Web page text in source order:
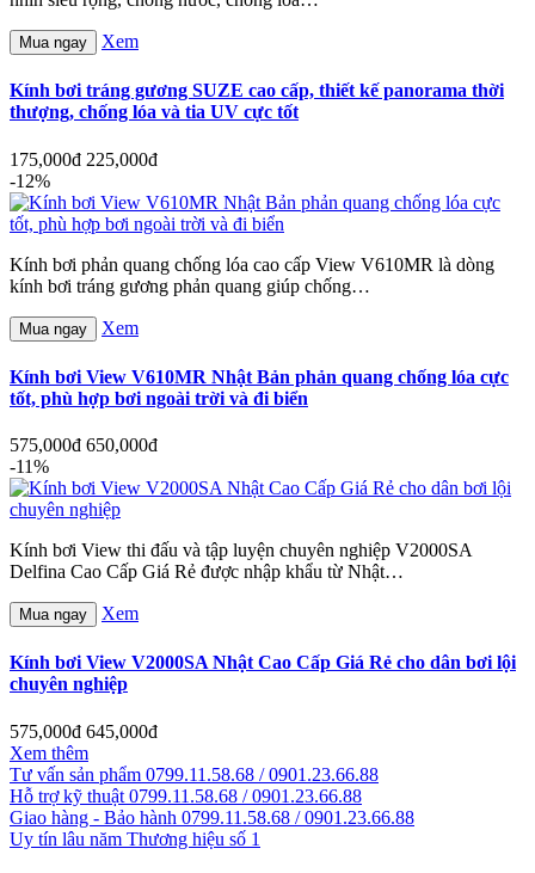
Mua ngay Xem
Kính bơi tráng gương SUZE cao cấp, thiết kế panorama thời
thượng, chống lóa và tia UV cực tốt
175,000đ 225,000đ
-12%
Kính bơi phản quang chống lóa cao cấp View V610MR là dòng
kính bơi tráng gương phản quang giúp chống…
Mua ngay Xem
Kính bơi View V610MR Nhật Bản phản quang chống lóa cực
tốt, phù hợp bơi ngoài trời và đi biển
575,000đ 650,000đ
-11%
Kính bơi View thi đấu và tập luyện chuyên nghiệp V2000SA
Delfina Cao Cấp Giá Rẻ được nhập khẩu từ Nhật…
Mua ngay Xem
Kính bơi View V2000SA Nhật Cao Cấp Giá Rẻ cho dân bơi lội
chuyên nghiệp
575,000đ 645,000đ
Xem thêm
Tư vấn sản phẩm 0799.11.58.68 / 0901.23.66.88
Hỗ trợ kỹ thuật 0799.11.58.68 / 0901.23.66.88
Giao hàng - Bảo hành 0799.11.58.68 / 0901.23.66.88
Uy tín lâu năm Thương hiệu số 1